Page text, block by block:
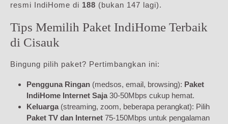
resmi IndiHome di 188 (bukan 147 lagi).
Tips Memilih Paket IndiHome Terbaik
di Cisauk
Bingung pilih paket? Pertimbangkan ini:
Pengguna Ringan (medsos, email, browsing): Paket
IndiHome Internet Saja 30-50Mbps cukup hemat.
Keluarga (streaming, zoom, beberapa perangkat): Pilih
Paket TV dan Internet 75-150Mbps untuk pengalaman